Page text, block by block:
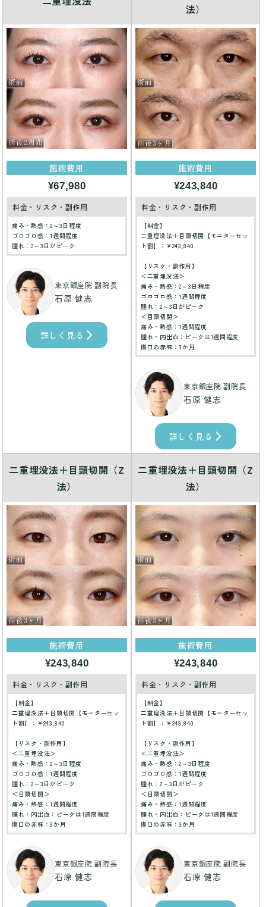
施術費用
¥67,980
料金・リスク・副作用
痛み・熱感：2～3日程度
ゴロゴロ感：1週間程度
腫れ：2～3日がピーク
東京銀座院 副院長
石原 健志
詳しく見る
法）
施術費用
¥243,840
料金・リスク・副作用
【料金】
二重埋没法＋目頭切開【モニターセッ
ト割】：¥243,840
【リスク・副作用】
＜二重埋没法＞
痛み・熱感：2～3日程度
ゴロゴロ感：1週間程度
腫れ：2～3日がピーク
＜目頭切開＞
痛み・熱感：1週間程度
腫れ・内出血：ピークは1週間程度
傷口の赤味：3か月
東京銀座院 副院長
石原 健志
詳しく見る
二重埋没法＋目頭切開（Z
法）
施術費用
¥243,840
料金・リスク・副作用
【料金】
二重埋没法＋目頭切開【モニターセッ
ト割】：¥243,840
【リスク・副作用】
＜二重埋没法＞
痛み・熱感：2～3日程度
ゴロゴロ感：1週間程度
腫れ：2～3日がピーク
＜目頭切開＞
痛み・熱感：1週間程度
腫れ・内出血：ピークは1週間程度
傷口の赤味：3か月
東京銀座院 副院長
石原 健志
二重埋没法＋目頭切開（Z
法）
施術費用
¥243,840
料金・リスク・副作用
【料金】
二重埋没法＋目頭切開【モニターセッ
ト割】：¥243,840
【リスク・副作用】
＜二重埋没法＞
痛み・熱感：2～3日程度
ゴロゴロ感：1週間程度
腫れ：2～3日がピーク
＜目頭切開＞
痛み・熱感：1週間程度
腫れ・内出血：ピークは1週間程度
傷口の赤味：3か月
東京銀座院 副院長
石原 健志